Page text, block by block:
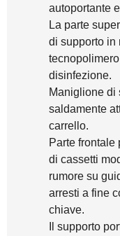
autoportante
La parte
di supporto in
disinfezione.
Maniglione di
saldamente
carrello.
Parte frontale
di cassetti
rumore su
arresti a fine
chiave.
Il supporto